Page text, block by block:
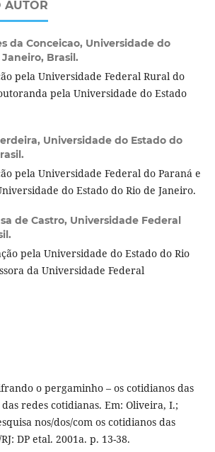
AUTOR
da Conceicao, Universidade do
Brasil.
pela Universidade Federal Rural do
pela Universidade do Estado
Universidade do Estado do
pela Universidade Federal do Paraná e
do Estado do Rio de Janeiro.
de Castro, Universidade Federal
pela Universidade do Estado do Rio
da Universidade Federal
o pergaminho – os cotidianos das
das redes cotidianas. Em: Oliveira, I.;
nos/dos/com os cotidianos das
DP etal. 2001a. p. 13-38.